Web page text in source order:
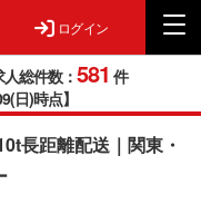
ログイン
総件数： 581 件
日)時点】
長距離配送｜関東・